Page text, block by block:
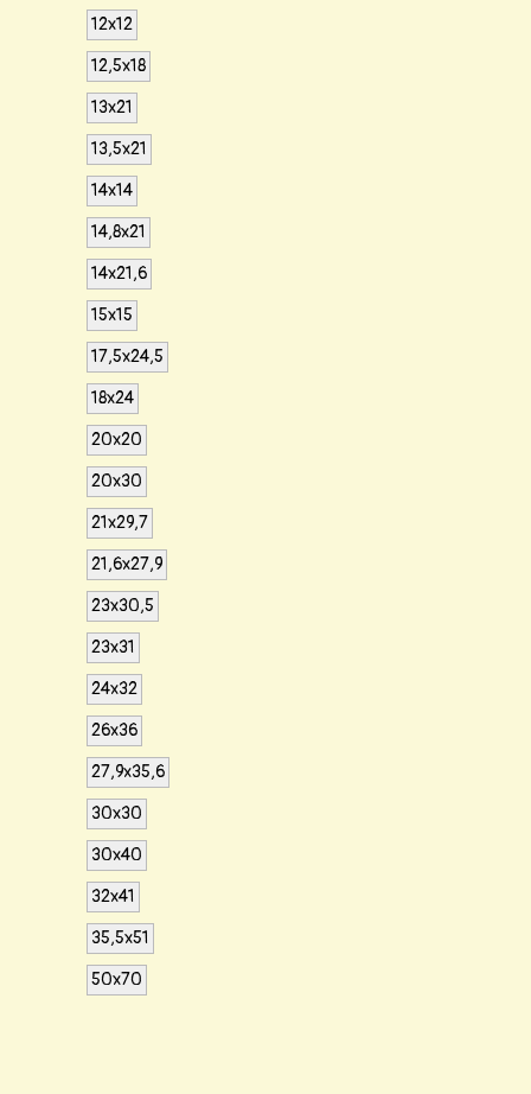
12x12
12,5x18
13x21
13,5x21
14x14
14,8x21
14x21,6
15x15
17,5x24,5
18x24
20x20
20x30
21x29,7
21,6x27,9
23x30,5
23x31
24x32
26x36
27,9x35,6
30x30
30x40
32x41
35,5x51
50x70